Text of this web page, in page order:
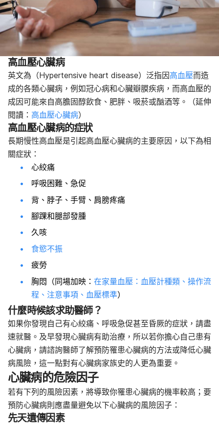
高血壓心臟病
英文為 （Hypertensive heart disease） 泛指因高血壓而造
成的各類心臟病，例如冠心病和心臟瓣膜疾病，而高血壓的
成因可能來自高膽固醇飲食、肥胖、吸菸或酗酒等。（延伸
閱讀： 高血壓心臟病）
高血壓心臟病的症狀
長期慢性高血壓是引起高血壓心臟病的主要原因，以下為相
關症狀：
心絞痛
呼吸困難、急促
背、脖子、手臂、肩膀疼痛
腳踝和腿部發腫
久咳
食慾不振
疲勞
胸悶 （同場加映： 在家量血壓：血壓計種類、操作流
程、注意事項、血壓標準）
什麼時候該求助醫師？
如果你發現自己有心絞痛、呼吸急促甚至昏厥的症狀，請盡
速就醫。及早發現心臟病有助治療，所以若你擔心自己患有
心臟病，請諮詢醫師了解預防罹患心臟病的方法或降低心臟
病風險，這一點對有心臟病家族史的人更為重要。
心臟病的危險因子
若有下列的風險因素，將導致你罹患心臟病的機率較高；要
預防心臟病則應盡量避免以下心臟病的風險因子：
先天遺傳因素